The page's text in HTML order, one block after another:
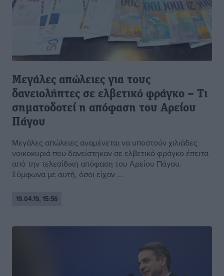
Μεγάλες απώλειες για τους
δανειολήπτες σε ελβετικό φράγκο – Τι
σηματοδοτεί η απόφαση του Αρείου
Πάγου
Μεγάλες απώλειες αναμένεται να υποστούν χιλιάδες
νοικοκυριά που δανείστηκαν σε ελβετικό φράγκο έπειτα
από την τελεσίδικη απόφαση του Αρείου Πάγου.
Σύμφωνα με αυτή, όσοι είχαν ...
19.04.19, 15:56